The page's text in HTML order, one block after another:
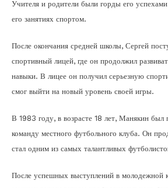
Учителя и родители были горды его
его занятиях спортом.
После окончания средней школы, Сергей
спортивный лицей, где он продолжил
навыки. В лицее он получил серьезную
смог выйти на новый уровень своей игры.
В 1983 году, в возрасте 18 лет, Манякин
команду местного футбольного клуба. Он
стал одним из самых талантливых
После успешных выступлений в молодежной